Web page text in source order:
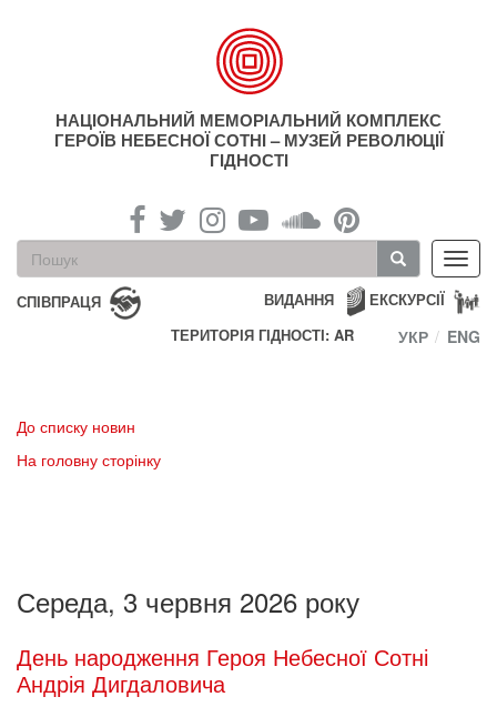
НАЦІОНАЛЬНИЙ МЕМОРІАЛЬНИЙ КОМПЛЕКС
ГЕРОЇВ НЕБЕСНОЇ СОТНІ – МУЗЕЙ РЕВОЛЮЦІЇ
ГІДНОСТІ
Пошукова
форма
Пошук
СПІВПРАЦЯ ЕКСКУРСІЇ
ВИДАННЯ
ТЕРИТОРІЯ ГІДНОСТІ: AR
УКР ENG
До списку новин
На головну сторінку
Середа, 3 червня 2026 року
День народження Героя Небесної Сотні
Андрія Дигдаловича